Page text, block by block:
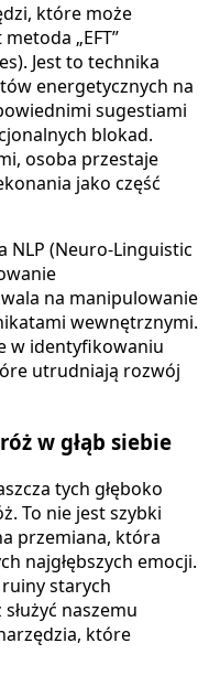
które może
„EFT”
Jest to technika
energetycznych na
sugestiami
blokad.
osoba przestaje
jako część
NLP (Neuro-Linguistic
na manipulowanie
wewnętrznymi.
w identyfikowaniu
utrudniają rozwój
w głąb siebie
tych głęboko
To nie jest szybki
przemiana, która
najgłębszych emocji.
starych
naszemu
które